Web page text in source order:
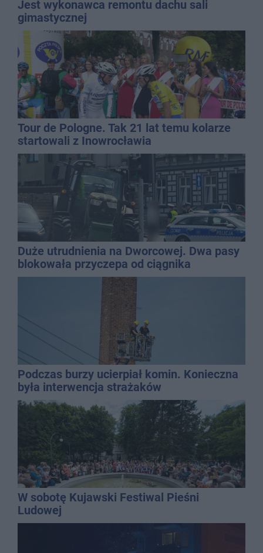
Jest wykonawca remontu dachu sali
gimastycznej
Tour de Pologne. Tak 21 lat temu kolarze
startowali z Inowrocławia
Duże utrudnienia na Dworcowej. Dwa pasy
blokowała przyczepa od ciągnika
Podczas burzy ucierpiał komin. Konieczna
była interwencja strażaków
W sobotę Kujawski Festiwal Pieśni
Ludowej